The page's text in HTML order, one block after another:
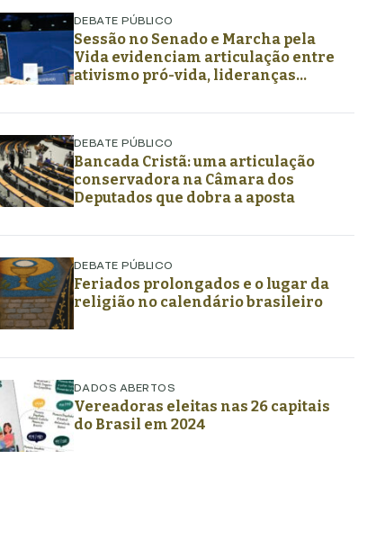
DEBATE PÚBLICO
Sessão no Senado e Marcha pela
Vida evidenciam articulação entre
ativismo pró-vida, lideranças
política
DEBATE PÚBLICO
Bancada Cristã: uma articulação
conservadora na Câmara dos
Deputados que dobra a aposta
DEBATE PÚBLICO
Feriados prolongados e o lugar da
religião no calendário brasileiro
DADOS ABERTOS
Vereadoras eleitas nas 26 capitais
do Brasil em 2024